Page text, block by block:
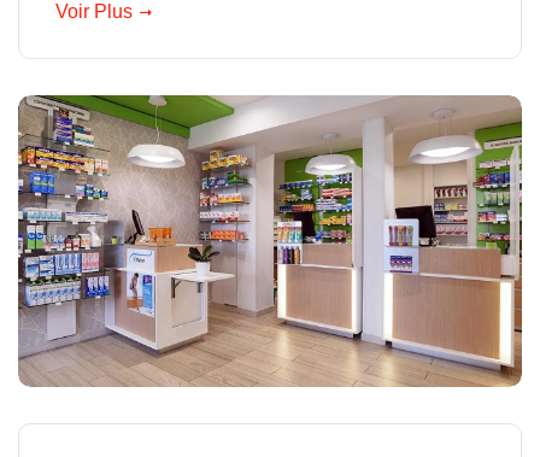
Voir Plus